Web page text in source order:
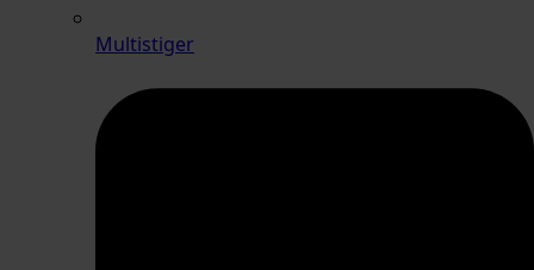
Multistiger